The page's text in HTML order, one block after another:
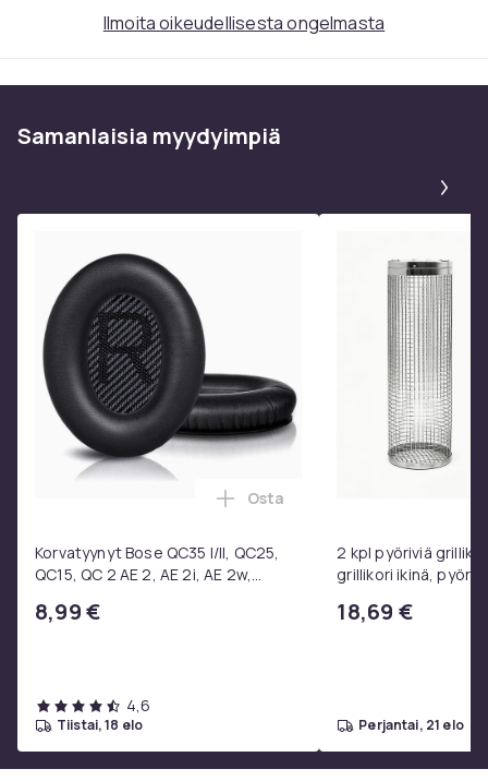
Ilmoita oikeudellisesta ongelmasta
Samanlaisia ​​myydyimpiä
Korvatyynyt Bose QC35 I/II, QC25,
QC15, QC 2 AE 2, AE 2i, AE 2w,
8,99 €
Lisää Korvatyynyt Bose QC35
Osta
4,6
tiistai, 18 elo
2 kpl pyöriviä
grillikori ikinä,
valmistettu
18,69 €
perjantai, 21 elo